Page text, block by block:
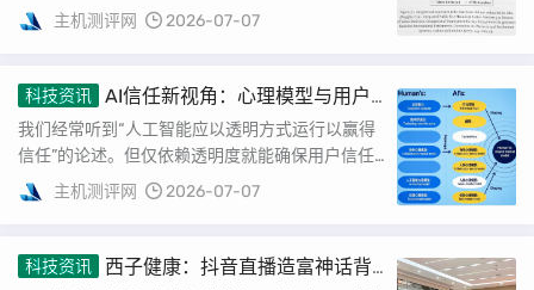
年11月的“拐点”早已为此埋下了伏笔，开源AI项
目...
主机测评网 2026-07-07
科技资讯
AI信任新视角：心理模型与用户
体验的桥梁
我们经常听到“人工智能应以透明方式运行以赢得
信任”的论述。但仅依赖透明度就能确保用户信任
吗？若目标用户群广泛，我们需深入探讨：人工智
能的...
主机测评网 2026-07-07
科技资讯
西子健康：抖音直播造富神话背